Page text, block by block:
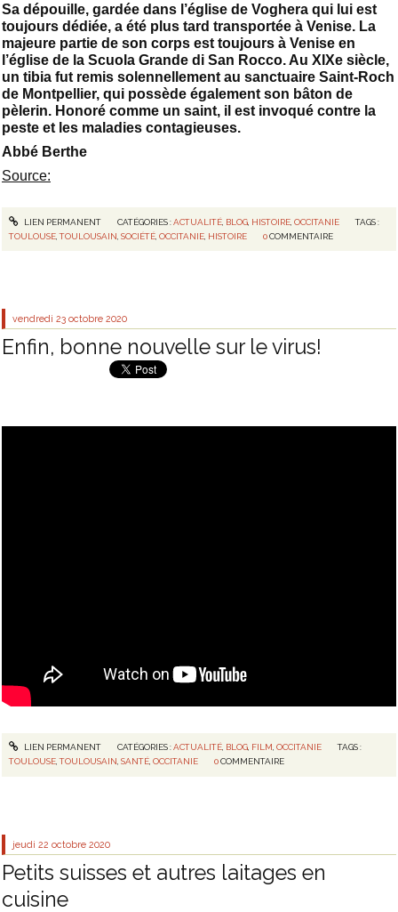
Sa dépouille, gardée dans l’église de Voghera qui lui est
toujours dédiée, a été plus tard transportée à Venise. La
majeure partie de son corps est toujours à Venise en
l’église de la Scuola Grande di San Rocco. Au XIXe siècle,
un tibia fut remis solennellement au sanctuaire Saint-Roch
de Montpellier, qui possède également son bâton de
pèlerin. Honoré comme un saint, il est invoqué contre la
peste et les maladies contagieuses.
Abbé Berthe
Source:
LIEN PERMANENT CATÉGORIES :ACTUALITÉ, BLOG, HISTOIRE, OCCITANIE
TAGS :
TOULOUSE ,TOULOUSAIN ,SOCIÉTÉ ,OCCITANIE HISTOIRE 0 COMMENTAIRE
vendredi 23 octobre 2020
Enfin, bonne nouvelle sur le virus!
LIEN PERMANENT CATÉGORIES :ACTUALITÉ, BLOG, FILM, OCCITANIE
TAGS :
TOULOUSE,TOULOUSAIN,SANTÉ,OCCITANIE 0 COMMENTAIRE
jeudi 22 octobre 2020
Petits suisses et autres laitages en
cuisine